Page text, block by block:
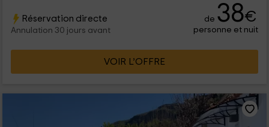
Réservation directe
Annulation 30 jours avant
de 38€
personne et nuit
VOIR L’OFFRE